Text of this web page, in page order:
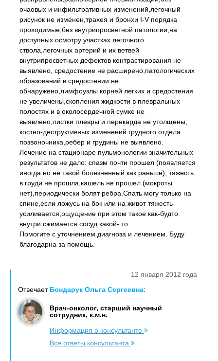
очаовых и инфильтративных изменений,легочный
рисунок не изменен,трахея и бронхи I-V порядка
проходимые,без внутрипросветной патологии,на
доступных осмотру участках легочного
ствола,легочных артерий и их ветвей
внутрипросветных дефектов контрастирования не
выявлено, средостение не расширено,патологических
образований в средостении не
обнаружено,лимфоузлы корней легких и средостения
не увеличены,скопления жидкости в плевральных
полостях и в околосердечной сумке не
выявлено,листки плевры и перекарда не утолщены;
костно-деструктивных изменений грудного отдела
позвоночника,ребер и грудины не выявлено.
Лечение на стационаре пульмонологии значительных
результатов не дало: спазм почти прошел (появляется
иногда но не такой болезненный как раньше), тяжесть
в груди не прошла,кашель не прошел (мокроты
нет),периодически болят ребра.Спать могу только на
спине,если ложусь на бок или на живот тяжесть
усиливается,ощущение при этом такое как-будто
внутри сжимается сосуд какой- то.
Помогите с уточнением диагноза и лечением. Буду
благодарна за помощь.
12 января 2012 года
Отвечает Бондарук Ольга Сергеевна:
Врач-онколог, старший научный
сотрудник, к.м.н.
Информация о консультанте
Все ответы консультанта